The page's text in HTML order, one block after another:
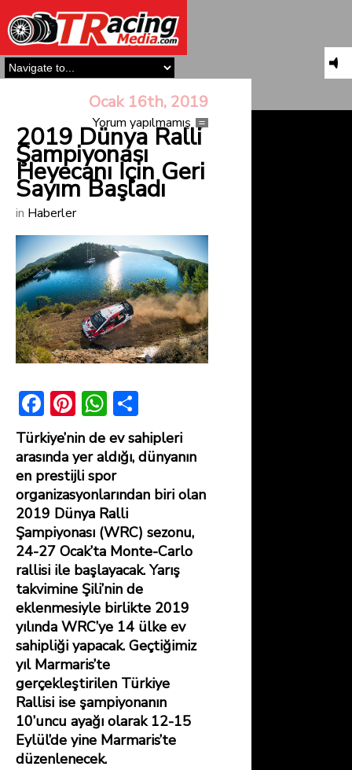
Ocak 16th, 2019
Yorum yapılmamış
2019 Dünya Ralli
Şampiyonası
Heyecanı İçin Geri
Sayım Başladı
in Haberler
F
ac
e
b
o
ok
Pi
nt
er
e
st
W
h
at
s
A
p
p
h
ar
Türkiye’nin de ev sahipleri
arasında yer aldığı, dünyanın
en prestijli spor
organizasyonlarından biri olan
2019 Dünya Ralli
Şampiyonası (WRC) sezonu,
24-27 Ocak’ta Monte-Carlo
rallisi ile başlayacak. Yarış
takvimine Şili’nin de
eklenmesiyle birlikte 2019
yılında WRC’ye 14 ülke ev
sahipliği yapacak. Geçtiğimiz
yıl Marmaris’te
gerçekleştirilen Türkiye
Rallisi ise şampiyonanın
10’uncu ayağı olarak 12-15
Eylül’de yine Marmaris’te
düzenlenecek.